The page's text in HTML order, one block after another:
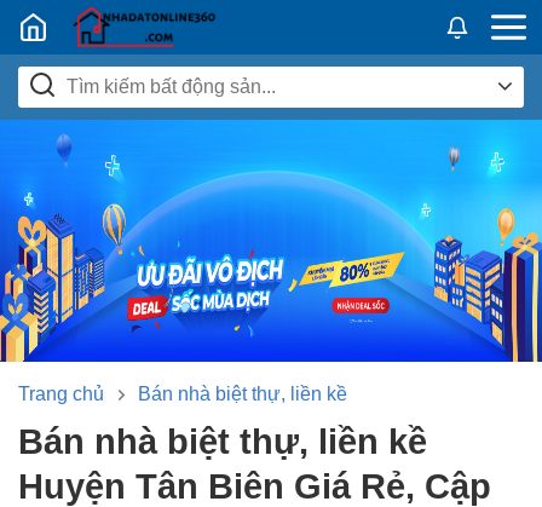
Nhadatban24h.vn
Trang chủ Bán nhà biệt thự, liền kề
Bán nhà biệt thự, liền kề
Huyện Tân Biên Giá Rẻ, Cập